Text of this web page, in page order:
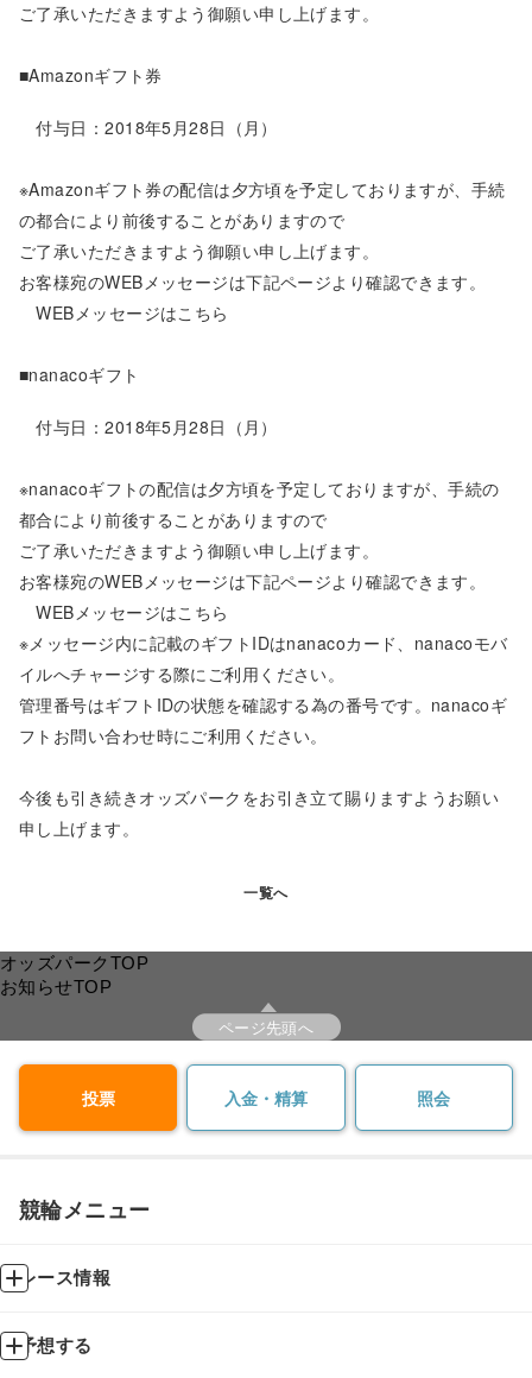
ご了承いただきますよう御願い申し上げます。
■Amazonギフト券
付与日：2018年5月28日（月）
※Amazonギフト券の配信は夕方頃を予定しておりますが、手続
の都合により前後することがありますので
ご了承いただきますよう御願い申し上げます。
お客様宛のWEBメッセージは下記ページより確認できます。
WEBメッセージはこちら
■nanacoギフト
付与日：2018年5月28日（月）
※nanacoギフトの配信は夕方頃を予定しておりますが、手続の
都合により前後することがありますので
ご了承いただきますよう御願い申し上げます。
お客様宛のWEBメッセージは下記ページより確認できます。
WEBメッセージはこちら
※メッセージ内に記載のギフトIDはnanacoカード、nanacoモバ
イルへチャージする際にご利用ください。
管理番号はギフトIDの状態を確認する為の番号です。nanacoギ
フトお問い合わせ時にご利用ください。
今後も引き続きオッズパークをお引き立て賜りますようお願い
申し上げます。
一覧へ
オッズパークTOP
お知らせTOP
ページ先頭へ
投票 入金・精算 照会
競輪メニュー
レース情報
予想する